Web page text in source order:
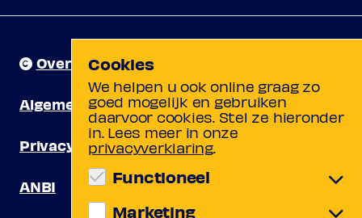
Over ons
Algemene voorwaarden
Privacy
ANBI
Cookies
We helpen u ook online graag zo
goed mogelijk en gebruiken
daarvoor cookies. Stel ze hieronder
in. Lees meer in onze
privacyverklaring.
Functioneel
Marketing